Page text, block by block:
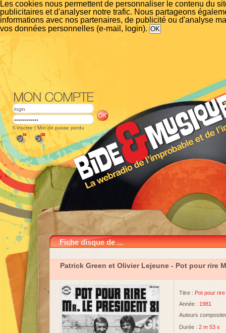
Les cookies nous permettent de personnaliser le contenu du
publicitaires et d'analyser notre trafic. Nous partageons
informations avec nos partenaires, de publicité ou d'analyse
vos données personnelles (e-mail, login).
S'inscrire | Mot de passe perdu
Fiche disque de ...
Patrick Green et Olivier Lejeune - Pot pour rire
Titre : Pot pour
Année : 1981
Auteurs
Durée : 2 m 53 s